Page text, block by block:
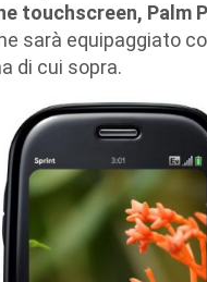
touchscreen, Palm
sarà equipaggiato
di cui sopra.